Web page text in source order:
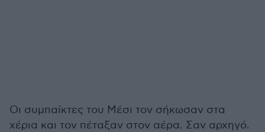
Οι συμπαίκτες του Μέσι τον σήκωσαν στα
χέρια και τον πέταξαν στον αέρα. Σαν αρχηγό.